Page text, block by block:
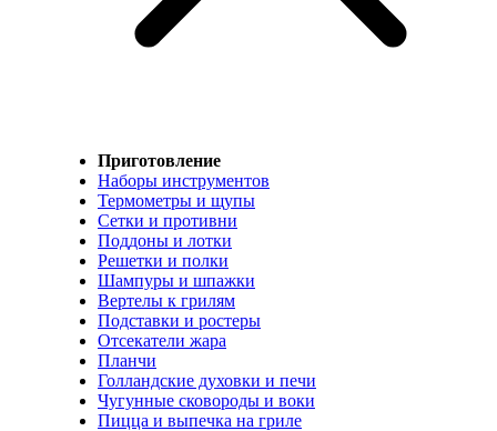
Приготовление
Наборы инструментов
Термометры и щупы
Сетки и противни
Поддоны и лотки
Решетки и полки
Шампуры и шпажки
Вертелы к грилям
Подставки и ростеры
Отсекатели жара
Планчи
Голландские духовки и печи
Чугунные сковороды и воки
Пицца и выпечка на гриле